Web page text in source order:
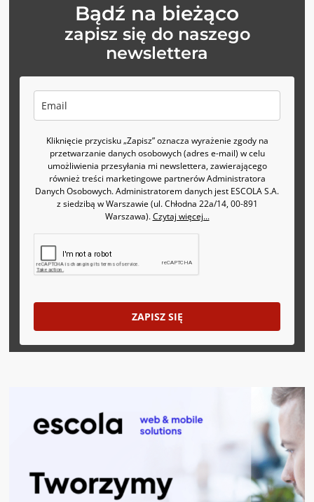
Bądź na bieżąco
zapisz się do naszego
newslettera
Kliknięcie przycisku „Zapisz” oznacza wyrażenie zgody na
przetwarzanie danych osobowych (adres e-mail) w celu
umożliwienia przesyłania mi newslettera, zawierającego
również treści marketingowe partnerów Administratora
Danych Osobowych. Administratorem danych jest ESCOLA S.A.
z siedzibą w Warszawie (ul. Chłodna 22a/14, 00-891
Warszawa).Czytaj więcej...
ZAPISZ SIĘ